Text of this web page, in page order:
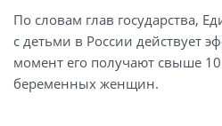
По словам глав государства,
с детьми в России действует
момент его получают свыше
беременных женщин.